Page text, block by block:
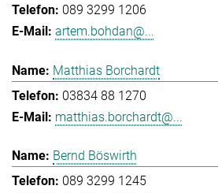
089 3299 1206
artem.bohdan@...
Matthias Borchardt
03834 88 1270
matthias.borchardt@...
Bernd Böswirth
089 3299 1245